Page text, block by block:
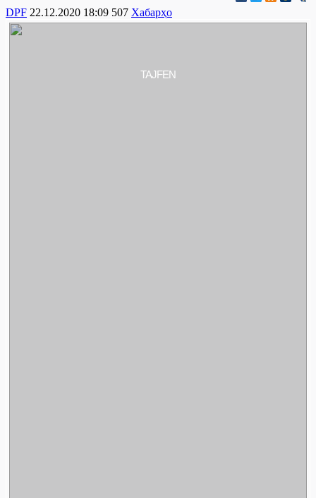
DPF 22.12.2020 18:09 507 Хабарҳо
TAJFEN